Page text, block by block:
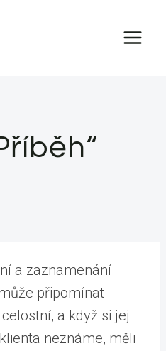
a zaznamenání
připomínat
a když si jej
neznáme, měli